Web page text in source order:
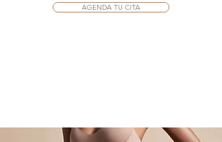
AGENDA TU CITA